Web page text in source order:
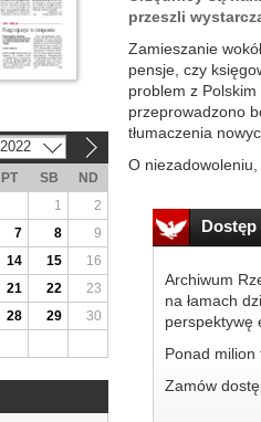
przeszli
Zamieszanie
pensje, czy
problem z
przeprowadzono
tłumaczenia
O niezadowoleniu,
Dostęp
Archiwum
na łamach
perspektywę
Ponad milion
Zamów
2022
PT SB
ND
1
2
7 8
9
14 15
16
21 22
23
28 29
30